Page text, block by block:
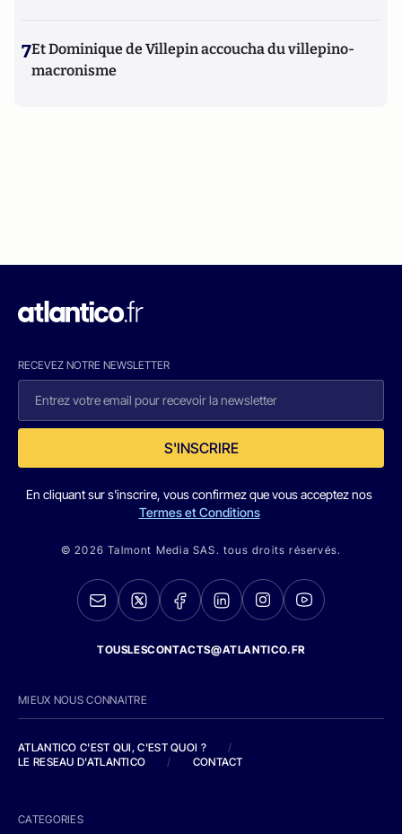
7Et Dominique de Villepin accoucha du villepino-
macronisme
RECEVEZ NOTRE NEWSLETTER
S'INSCRIRE
En cliquant sur s'inscrire, vous confirmez que vous acceptez nos
Termes et Conditions
© 2026 Talmont Media SAS. tous droits réservés.
TOUSLESCONTACTS@ATLANTICO.FR
MIEUX NOUS CONNAITRE
ATLANTICO C'EST QUI, C'EST QUOI ?
/
LE RESEAU D'ATLANTICO
/ CONTACT
CATEGORIES